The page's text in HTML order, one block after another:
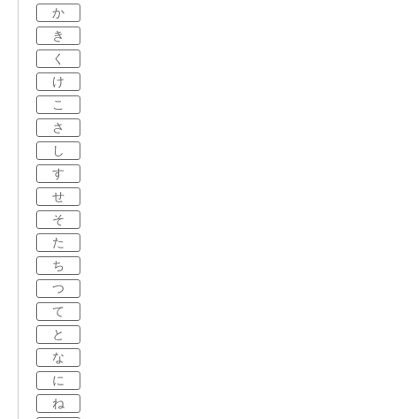
か
き
く
け
こ
さ
し
す
せ
そ
た
ち
つ
て
と
な
に
ね